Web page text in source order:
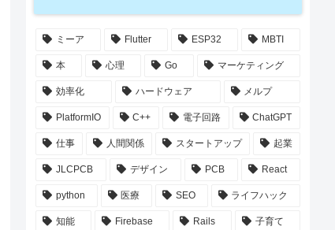
ミーア Flutter ESP32 MBTI
本 心理 Go マーケティング
効率化 ハードウェア メルプ
PlatformIO C++ 電子回路 ChatGPT
仕事 人間関係 スタートアップ 起業
JLCPCB デザイン PCB React
python 医療 SEO ライフハック
知能 Firebase Rails 子育て